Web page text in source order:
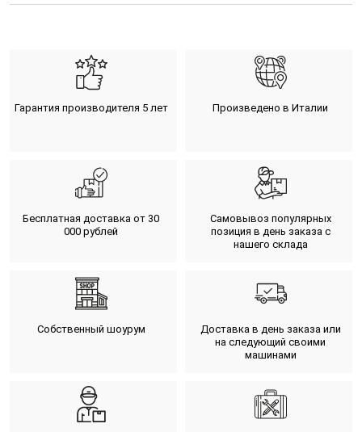
Гарантия производителя 5 лет Произведено в Италии
Бесплатная доставка от 30
000 рублей
Самовывоз популярных
позиция в день заказа с
нашего склада
Собственный шоурум
Доставка в день заказа или
на следующий своими
машинами